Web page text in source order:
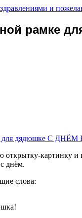
рамке
картинку и
днём.
слова: